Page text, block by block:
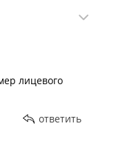
лицевого
ответить